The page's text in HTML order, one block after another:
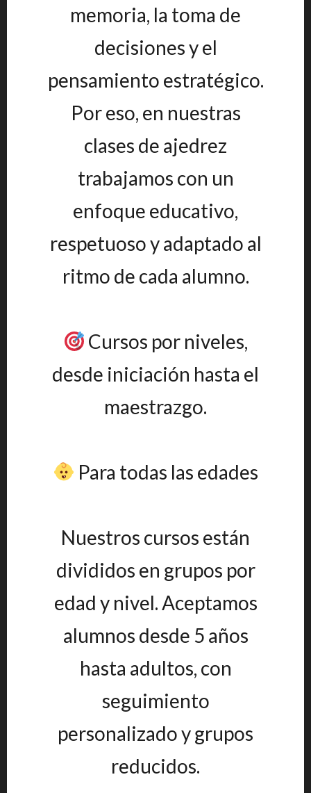
memoria, la toma de
decisiones y el
pensamiento estratégico.
Por eso, en nuestras
clases de ajedrez
trabajamos con un
enfoque educativo,
respetuoso y adaptado al
ritmo de cada alumno.
Cursos por niveles,
desde iniciación hasta el
maestrazgo.
Para todas las edades
Nuestros cursos están
divididos en grupos por
edad y nivel. Aceptamos
alumnos desde 5 años
hasta adultos, con
seguimiento
personalizado y grupos
reducidos.